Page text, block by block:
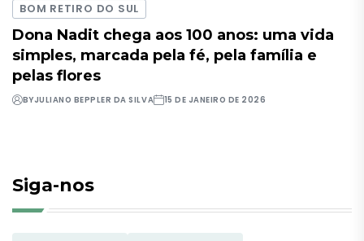
BOM RETIRO DO SUL
Dona Nadit chega aos 100 anos: uma vida
simples, marcada pela fé, pela família e
pelas flores
BYJULIANO BEPPLER DA SILVA 15 DE JANEIRO DE 2026
Siga-nos